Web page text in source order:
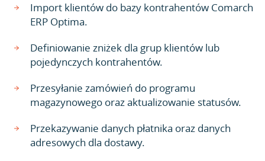
Import klientów do bazy kontrahentów Comarch
ERP Optima.
Definiowanie zniżek dla grup klientów lub
pojedynczych kontrahentów.
Przesyłanie zamówień do programu
magazynowego oraz aktualizowanie statusów.
Przekazywanie danych płatnika oraz danych
adresowych dla dostawy.